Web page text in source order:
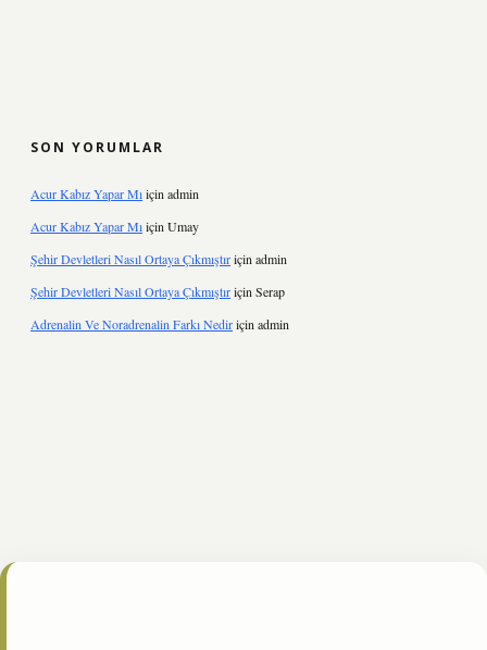
SON YORUMLAR
Acur Kabız Yapar Mıiçin admin
Acur Kabız Yapar Mıiçin Umay
Şehir Devletleri Nasıl Ortaya Çıkmıştıriçin admin
Şehir Devletleri Nasıl Ortaya Çıkmıştıriçin Serap
Adrenalin Ve Noradrenalin Farkı Nediriçin admin